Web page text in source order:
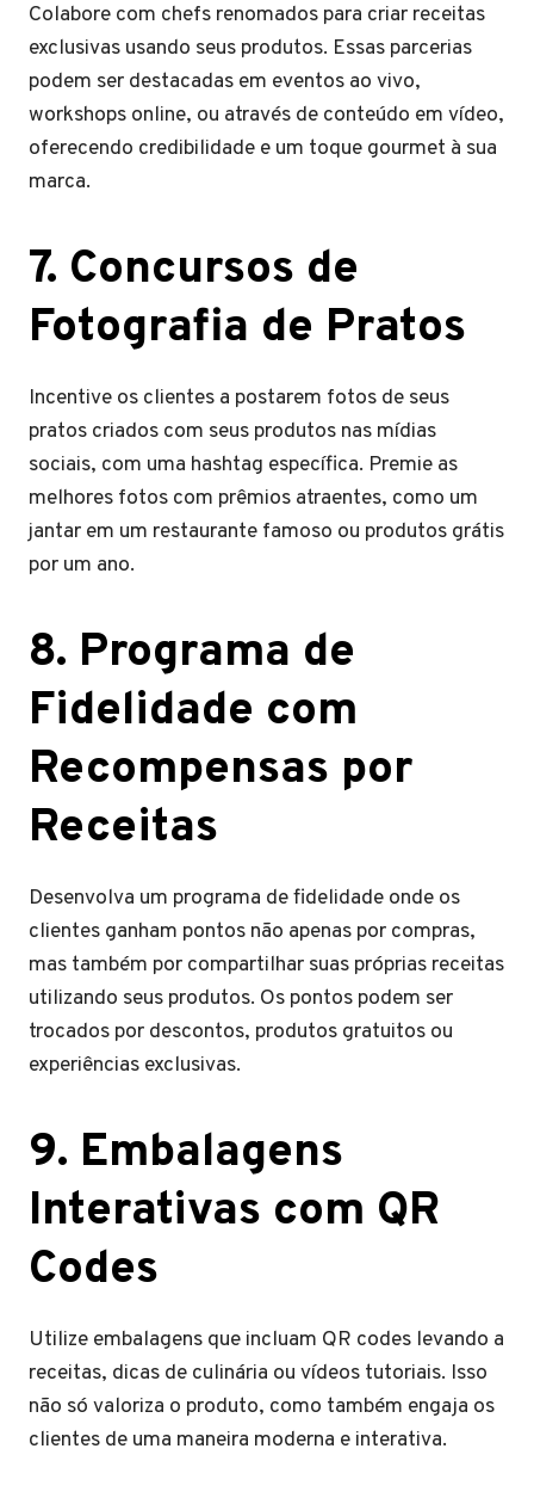
Colabore com chefs renomados para criar receitas
exclusivas usando seus produtos. Essas parcerias
podem ser destacadas em eventos ao vivo,
workshops online, ou através de conteúdo em vídeo,
oferecendo credibilidade e um toque gourmet à sua
marca.
7. Concursos de
Fotografia de Pratos
Incentive os clientes a postarem fotos de seus
pratos criados com seus produtos nas mídias
sociais, com uma hashtag específica. Premie as
melhores fotos com prêmios atraentes, como um
jantar em um restaurante famoso ou produtos grátis
por um ano.
8. Programa de
Fidelidade com
Recompensas por
Receitas
Desenvolva um programa de fidelidade onde os
clientes ganham pontos não apenas por compras,
mas também por compartilhar suas próprias receitas
utilizando seus produtos. Os pontos podem ser
trocados por descontos, produtos gratuitos ou
experiências exclusivas.
9. Embalagens
Interativas com QR
Codes
Utilize embalagens que incluam QR codes levando a
receitas, dicas de culinária ou vídeos tutoriais. Isso
não só valoriza o produto, como também engaja os
clientes de uma maneira moderna e interativa.